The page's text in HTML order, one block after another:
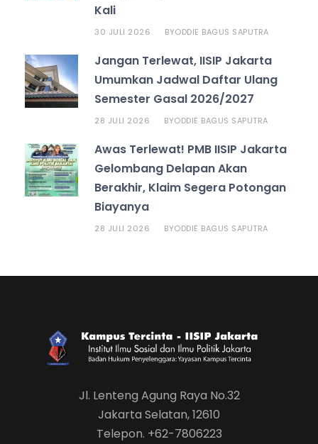
Kali
30 JULI 2026 BYODDIE BAGUS SAPUTRA
Jangan Terlewat, IISIP Jakarta
Umumkan Jadwal Daftar Ulang
Semester Gasal 2026/2027
28 JULI 2026 BYODDIE BAGUS SAPUTRA
Awas Terlewat! PMB IISIP Jakarta
Gelombang Delapan Akan
Berakhir, Klaim Segera Potongan
Biayanya
28 JULI 2026 BYODDIE BAGUS SAPUTRA
Jl. Lenteng Agung Raya No.32
Jakarta Selatan, 12610
Telepon. +62-7806223